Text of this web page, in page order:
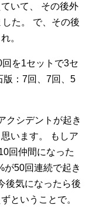
いて、
その後外
た。
で、その後
。
を1セットで3セ
版：7回、7回、5
クシデントが起き
います。
もしア
回仲間になった
が50回連続で起き
後気になったら後
ということで。